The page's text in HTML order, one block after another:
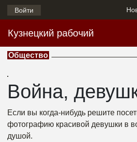
Войти
Кузнецкий рабочий
Общество
Война,
Если вы когда-нибудь решите
фотографию красивой девушки в
душой.